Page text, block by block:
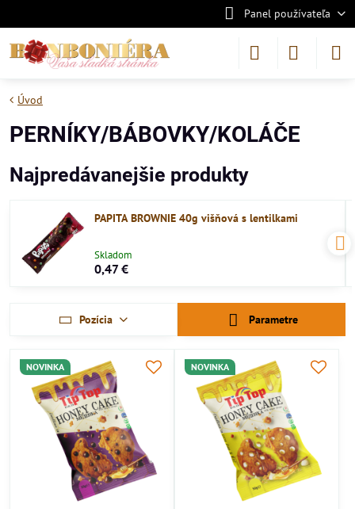
Panel používateľa
Úvod
PERNÍKY/BÁBOVKY/KOLÁČE
Najpredávanejšie produkty
PAPITA BROWNIE 40g višňová s lentilkami
Skladom
0,47 €
Pozícia Parametre
NOVINKA NOVINKA